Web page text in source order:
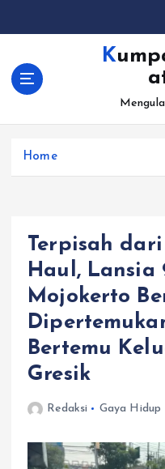
KumparanRaky
Home
Terpisah
Haul, Lansia
Mojokerto
Bertemu
Gresik
Redaksi Gaya Hidup